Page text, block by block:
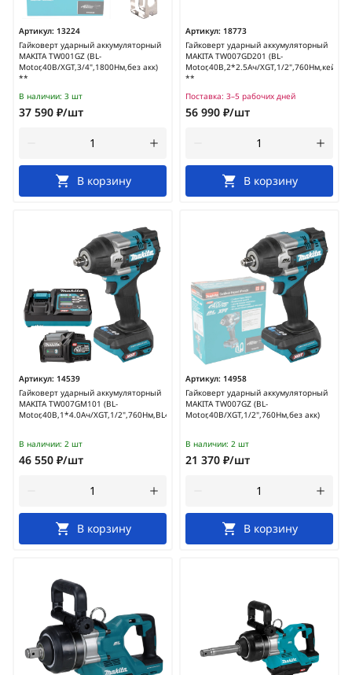
Артикул: 13224
Гайковерт ударный аккумуляторный
MAKITA TW001GZ (BL-
Motor,40В/XGT,3/4",1800Нм,без акк)
**
В наличии: 3 шт
37 590 ₽/шт
В корзину
Артикул: 18773
Гайковерт ударный аккумуляторный
MAKITA TW007GD201 (BL-
Motor,40В,2*2.5Ач/XGT,1/2",760Нм,кейс)
**
Поставка: 3–5 рабочих дней
56 990 ₽/шт
В корзину
Артикул: 14539
Гайковерт ударный аккумуляторный
MAKITA TW007GM101 (BL-
Motor,40В,1*4.0Ач/XGT,1/2",760Нм,BL4040+DC40RA)
В наличии: 2 шт
46 550 ₽/шт
В корзину
Артикул: 14958
Гайковерт ударный аккумуляторный
MAKITA TW007GZ (BL-
Motor,40В/XGT,1/2",760Нм,без акк)
В наличии: 2 шт
21 370 ₽/шт
В корзину